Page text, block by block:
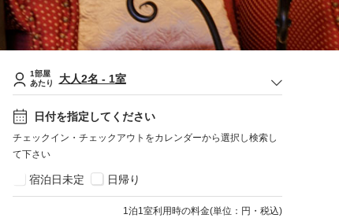
1部屋
あたり
大人2名 - 1室
日付を指定してください
チェックイン・チェックアウトをカレンダーから選択し検索し
て下さい
宿泊日未定 日帰り
1 泊1室利用時の料金(単位：円・税込)